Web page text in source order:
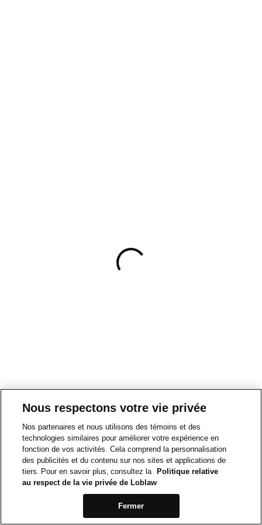
Nous respectons votre vie privée
Nos partenaires et nous utilisons des témoins et des
technologies similaires pour améliorer votre expérience en
fonction de vos activités. Cela comprend la personnalisation
des publicités et du contenu sur nos sites et applications de
tiers. Pour en savoir plus, consultez la
Politique relative
au respect de la vie privée de Loblaw
Fermer